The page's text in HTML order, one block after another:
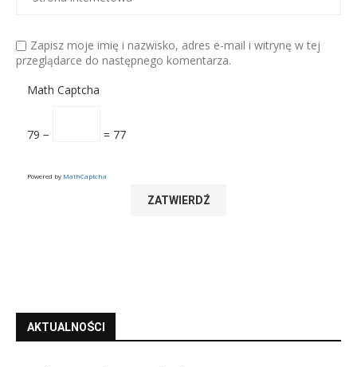
Zapisz moje imię i nazwisko, adres e-mail i witrynę w tej
przeglądarce do następnego komentarza.
Math Captcha
79 − = 77
Powered by MathCaptcha
AKTUALNOŚCI